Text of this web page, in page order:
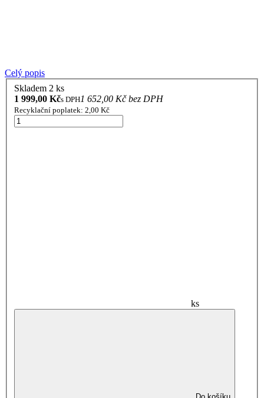
Celý popis
Skladem 2 ks
1 999,00 Kčs DPH1 652,00 Kč bez DPH
Recyklační poplatek: 2,00 Kč
ks